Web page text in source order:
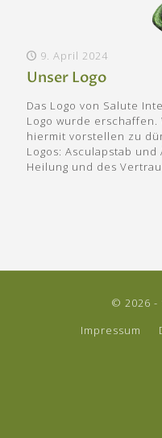
9. April 2024
Unser Logo
Das Logo von Salute
Logo wurde
hiermit vorstellen zu
Logos: Asculapstab
Heilung und des
© 2026 -
Impressum